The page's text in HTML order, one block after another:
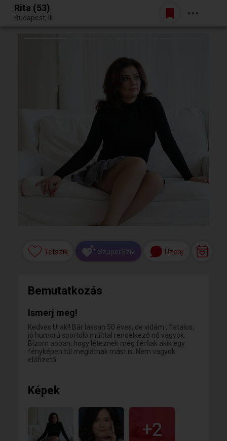
Egy jó randiból bármi lehet.
Belépés
Rita (53)
Budapest, III.
Tetszik SzuperSzív Üzenj
Bemutatkozás
Ismerj meg!
Kedves Urak!! Bár lassan 50 éves, de vidám , fiatalos,
jó humorú sportoló múlttal rendelkező nő vagyok.
Bízom abban, hogy léteznek még férfiak akik egy
fényképen túl meglátnak mást is. Nem vagyok
előfizető
Képek
+2